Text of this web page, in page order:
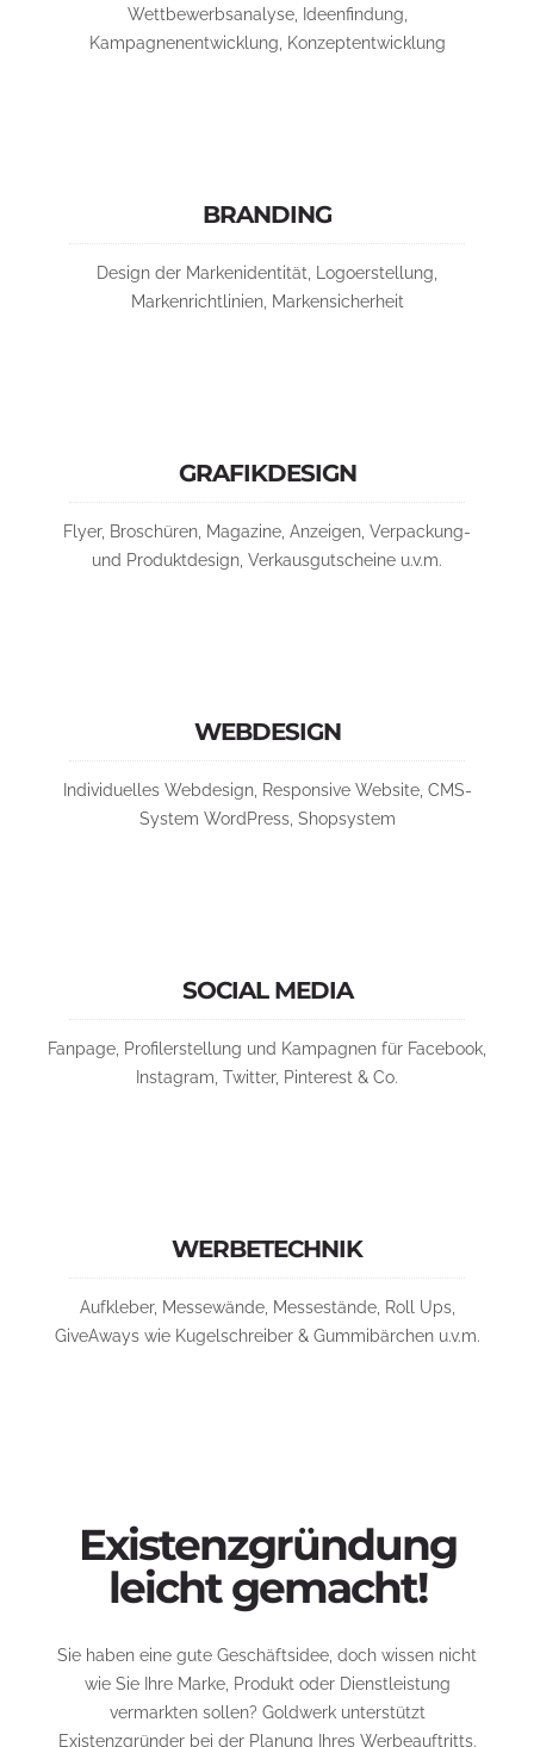
Wettbewerbsanalyse, Ideenfindung,
Kampagnenentwicklung, Konzeptentwicklung
BRANDING
Design der Markenidentität, Logoerstellung,
Markenrichtlinien, Markensicherheit
GRAFIKDESIGN
Flyer, Broschüren, Magazine, Anzeigen, Verpackung-
und Produktdesign, Verkausgutscheine u.v.m.
WEBDESIGN
Individuelles Webdesign, Responsive Website, CMS-
System WordPress, Shopsystem
SOCIAL MEDIA
Fanpage, Profilerstellung und Kampagnen für Facebook,
Instagram, Twitter, Pinterest & Co.
WERBETECHNIK
Aufkleber, Messewände, Messestände, Roll Ups,
GiveAways wie Kugelschreiber & Gummibärchen u.v.m.
Existenzgründung
leicht gemacht!
Sie haben eine gute Geschäftsidee, doch wissen nicht
wie Sie Ihre Marke, Produkt oder Dienstleistung
vermarkten sollen? Goldwerk unterstützt
Existenzgründer bei der Planung Ihres Werbeauftritts.